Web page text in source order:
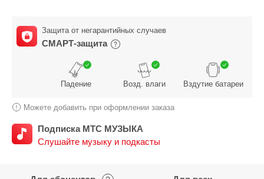
Защита от негарантийных случаев
СМАРТ-защита
Падение Возд. влаги Вздутие батареи
Можете добавить при оформлении заказа
Подписка МТС МУЗЫКА
Слушайте музыку и подкасты